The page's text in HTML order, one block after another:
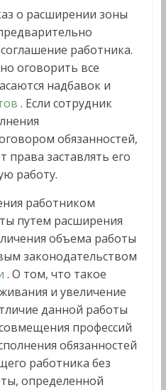
о расширении зоны
работника.
оговорить все
надбавок и
. Если сотрудник
обязанностей,
права заставлять его
работу.
работником
путем расширения
объема работы
законодательством
. О том, что такое
и увеличение
данной работы
профессий
обязанностей
работника без
определенной